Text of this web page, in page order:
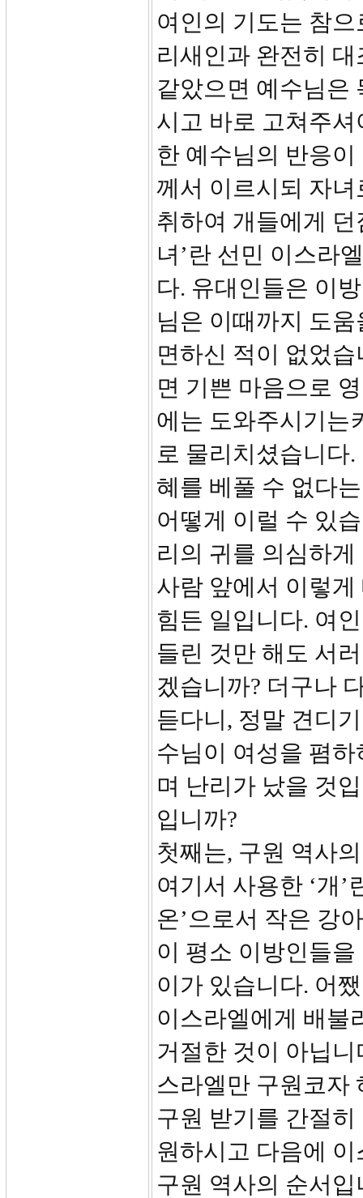
여인의 기도는 참
리새인과 완전히
같았으면 예수님은
시고 바로 고쳐주
한 예수님의 반응
께서 이르시되 자
취하여 개들에게 던
녀’란 선민 이스라
다. 유대인들은 이
님은 이때까지 도
면하신 적이 없었
면 기쁜 마음으로
에는 도와주시기는
로 물리치셨습니다
혜를 베풀 수 없다
어떻게 이럴 수 있
리의 귀를 의심하
사람 앞에서 이렇
힘든 일입니다. 여
들린 것만 해도 서
겠습니까? 더구나
듣다니, 정말 견디
수님이 여성을 폄
며 난리가 났을 것
입니까?
첫째는, 구원 역사
여기서 사용한 ‘개
온’으로서 작은 강
이 평소 이방인들을
이가 있습니다. 어
이스라엘에게 배불
거절한 것이 아닙
스라엘만 구원코자
구원 받기를 간절
원하시고 다음에
구원 역사의 순서